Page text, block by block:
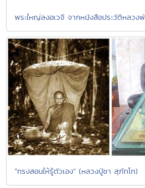
พระใหญ่ลงอเวจี จากหนังสือประวัติหลวง
"ทรงสอนให้รู้ตัวเอง" (หลวงปู่ชา สุภัทโท)